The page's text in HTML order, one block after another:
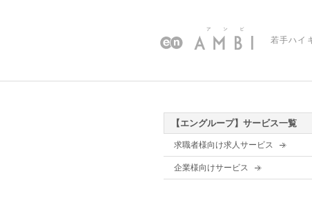
若手ハイ
【エングループ】サービス一覧
求職者様向け求人サービス
企業様向けサービス